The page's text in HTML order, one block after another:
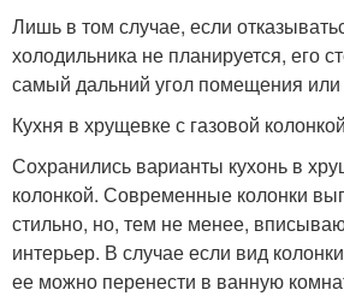
Лишь в том случае, если
холодильника не планируется, его
самый дальний угол помещения или
Кухня в хрущевке с газовой
Сохранились варианты кухонь в
колонкой. Современные колонки
стильно, но, тем не менее,
интерьер. В случае если вид
ее можно перенести в ванную